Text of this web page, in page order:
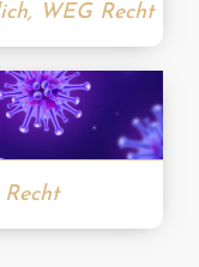
WEG Recht